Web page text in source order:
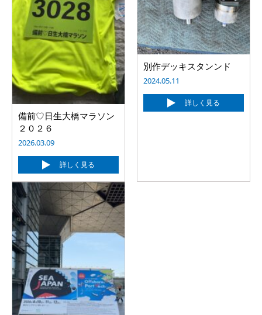
備前♡日生大橋マラソン
２０２６
2026.03.09
詳しく見る
別作デッキスタンンド
2024.05.11
詳しく見る